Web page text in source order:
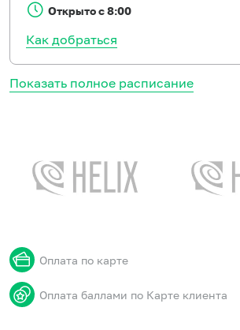
Показать полное расписание
Оплата по карте
Оплата баллами по Карте клиента
Открыто с 8:00
Как добраться